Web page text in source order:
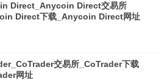
Direct_Anycoin Direct交易所
Direct下载_Anycoin Direct网址
交易所_CoTrader下载
网址